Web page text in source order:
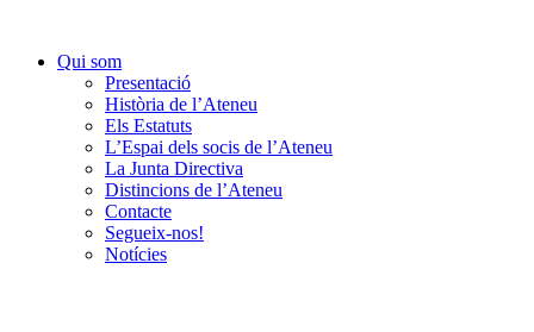
Qui som
Presentació
Història de l’Ateneu
Els Estatuts
L’Espai dels socis de l’Ateneu
La Junta Directiva
Distincions de l’Ateneu
Contacte
Segueix-nos!
Notícies